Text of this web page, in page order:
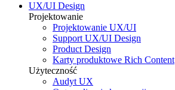
UX/UI Design
Projektowanie
Projektowanie UX/UI
Support UX/UI Design
Product Design
Karty produktowe Rich Content
Użyteczność
Audyt UX